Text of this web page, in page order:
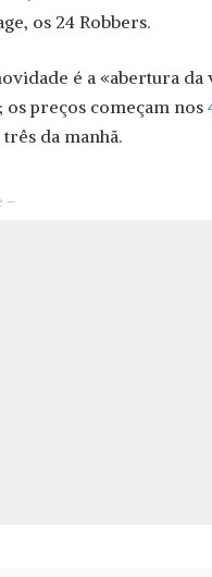
os 24 Robbers.
é a «abertura da
preços começam nos
da manhã.
–